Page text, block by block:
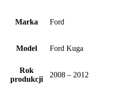
Marka Ford
Model Ford Kuga
Rok
produkcji
2008 – 2012